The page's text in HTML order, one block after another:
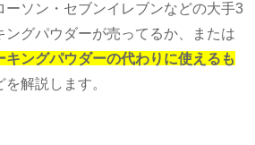
ーソン・セブンイレブンなどの大手3
ングパウダーが売ってるか、または
キングパウダーの代わりに使えるも
を解説します。